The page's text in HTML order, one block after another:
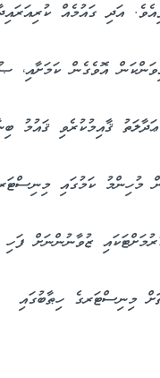
އަދި ގައުމެއް
އޮވެގެން ކަމަށާއި،
ޤާއިމުކުރެވި ޤައުމު
މުހިންމު ކަމުގައި
ޒުވާނުންނަށް
މިނިސްޓަރގެ ހިޠާބުގައި